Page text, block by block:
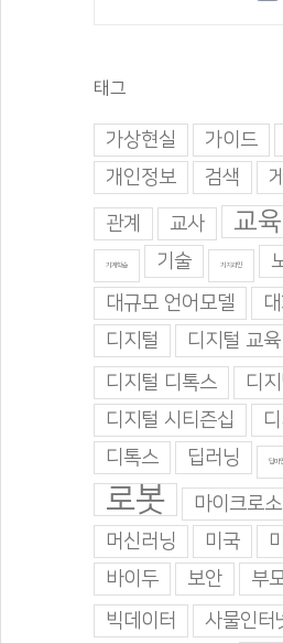
태그
가상현실 가이드
개인정보
검색
관계 교사 교육
기계학습 기술 기지과인
대규모 언어모델
디지털
디지털 교육
디지털 디톡스
디
디지털 시티즌십
디톡스
딥러닝 딥마
로봇
마이크로
머신러닝
미국
바이두
보안 부
빅데이터 사물인터